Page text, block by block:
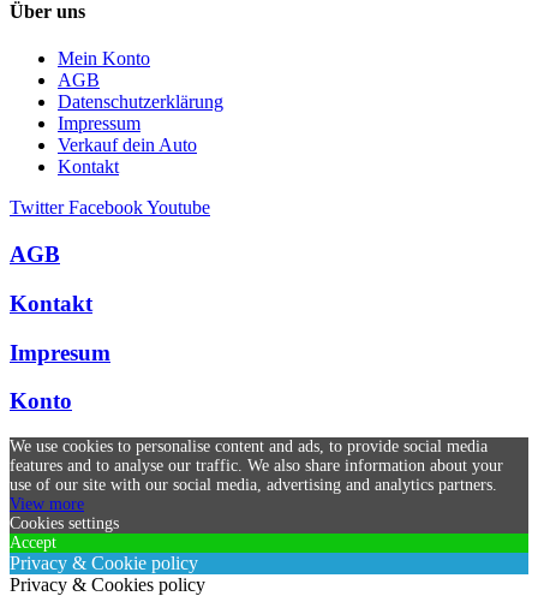
Über uns
Mein Konto
AGB
Datenschutzerklärung
Impressum
Verkauf dein Auto
Kontakt
Twitter FacebookYoutube
AGB
Kontakt
Impresum
Konto
We use cookies to personalise content and ads, to provide social media
features and to analyse our traffic. We also share information about your
use of our site with our social media, advertising and analytics partners.
View more
Cookies settings
Accept
Privacy & Cookie policy
Privacy & Cookies policy